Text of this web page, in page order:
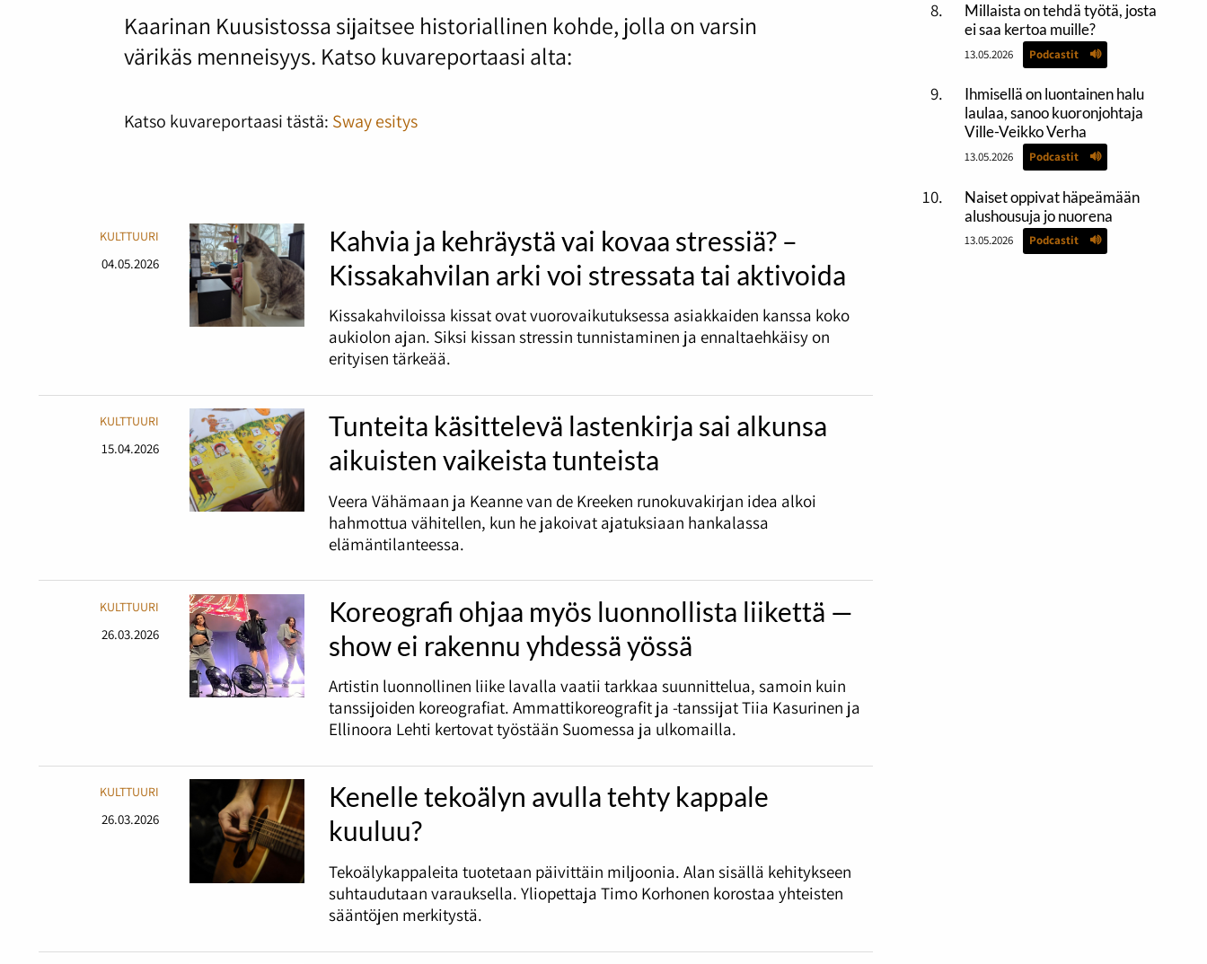
Kaarinan Kuusistossa sijaitsee historiallinen kohde, jolla on varsin
värikäs menneisyys. Katso kuvareportaasi alta:
Katso kuvareportaasi tästä: Sway esitys
KULTTUURI
04.05.2026
Kahvia ja kehräystä vai kovaa stressiä? –
Kissakahvilan arki voi stressata tai aktivoida
Kissakahviloissa kissat ovat vuorovaikutuksessa asiakkaiden kanssa koko
aukiolon ajan. Siksi kissan stressin tunnistaminen ja ennaltaehkäisy on
erityisen tärkeää.
KULTTUURI
15.04.2026
Tunteita käsittelevä lastenkirja sai alkunsa
aikuisten vaikeista tunteista
Veera Vähämaan ja Keanne van de Kreeken runokuvakirjan idea alkoi
hahmottua vähitellen, kun he jakoivat ajatuksiaan hankalassa
elämäntilanteessa.
KULTTUURI
26.03.2026
Koreografi ohjaa myös luonnollista liikettä —
show ei rakennu yhdessä yössä
Artistin luonnollinen liike lavalla vaatii tarkkaa suunnittelua, samoin kuin
tanssijoiden koreografiat. Ammattikoreografit ja -tanssijat Tiia Kasurinen ja
Ellinoora Lehti kertovat työstään Suomessa ja ulkomailla.
KULTTUURI
26.03.2026
Kenelle tekoälyn avulla tehty kappale
kuuluu?
Tekoälykappaleita tuotetaan päivittäin miljoonia. Alan sisällä kehitykseen
suhtaudutaan varauksella. Yliopettaja Timo Korhonen korostaa yhteisten
sääntöjen merkitystä.
Millaista on tehdä työtä, josta
ei saa kertoa muille?
13.05.2026 Podcastit
Ihmisellä on luontainen halu
laulaa, sanoo kuoronjohtaja
Ville-Veikko Verha
13.05.2026 Podcastit
Naiset oppivat häpeämään
alushousuja jo nuorena
13.05.2026 Podcastit